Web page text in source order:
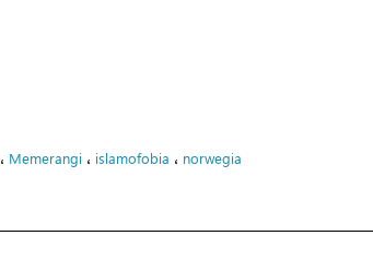
، Memerangi ، islamofobia ، norwegia